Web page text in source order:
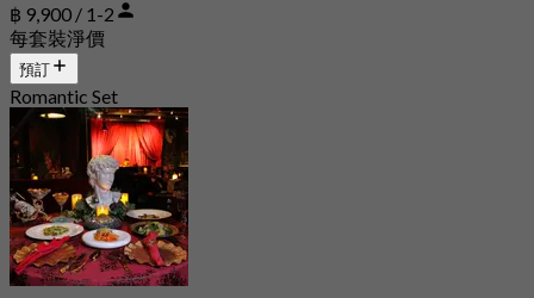
฿ 9,900 / 1-2
每套裝淨價
預訂
Romantic Set